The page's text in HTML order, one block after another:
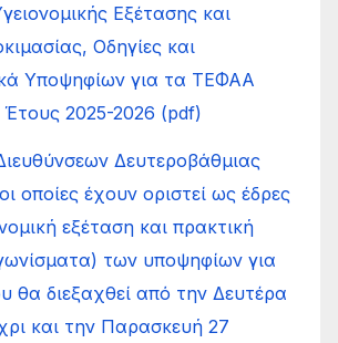
Εξέτασης και
Οδηγίες και
Υποψηφίων για τα ΤΕΦΑΑ
2025-2026 (pdf)
Δευτεροβάθμιας
οποίες έχουν οριστεί ως έδρες
εξέταση και πρακτική
των υποψηφίων για
θα διεξαχθεί από την Δευτέρα
και την Παρασκευή 27